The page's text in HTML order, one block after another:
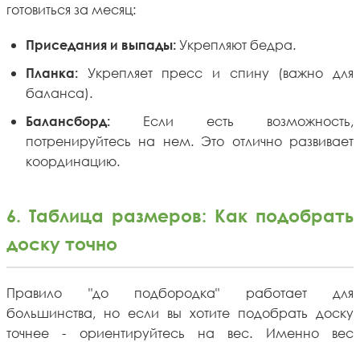
готовиться за месяц:
Приседания и выпады: Укрепляют бедра.
Планка: Укрепляет пресс и спину (важно для
баланса).
Балансборд: Если есть возможность,
потренируйтесь на нем. Это отлично развивает
координацию.
6. Таблица размеров: Как подобрать
доску точно
Правило "до подбородка" работает для
большинства, но если вы хотите подобрать доску
точнее - ориентируйтесь на вес. Именно вес